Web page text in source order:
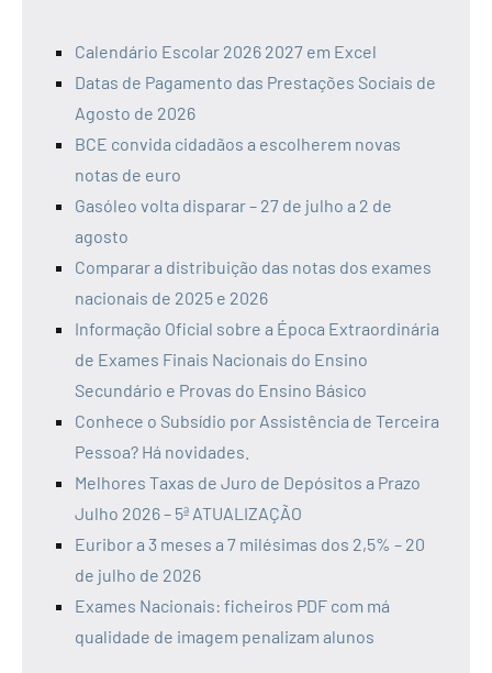
Calendário Escolar 2026 2027 em Excel
Datas de Pagamento das Prestações Sociais de
Agosto de 2026
BCE convida cidadãos a escolherem novas
notas de euro
Gasóleo volta disparar – 27 de julho a 2 de
agosto
Comparar a distribuição das notas dos exames
nacionais de 2025 e 2026
Informação Oficial sobre a Época Extraordinária
de Exames Finais Nacionais do Ensino
Secundário e Provas do Ensino Básico
Conhece o Subsídio por Assistência de Terceira
Pessoa? Há novidades.
Melhores Taxas de Juro de Depósitos a Prazo
Julho 2026 – 5ª ATUALIZAÇÃO
Euribor a 3 meses a 7 milésimas dos 2,5% – 20
de julho de 2026
Exames Nacionais: ficheiros PDF com má
qualidade de imagem penalizam alunos